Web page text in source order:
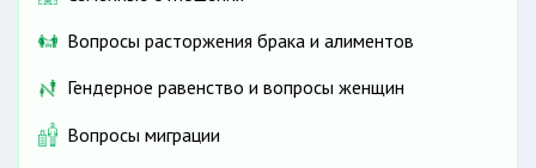
Вопросы расторжения брака и алиментов
Гендерное равенство и вопросы женщин
Вопросы миграции